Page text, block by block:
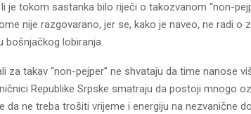
je tokom sastanka bilo riječi o takozvanom “non-
nije razgovarano, jer se, kako je naveo, ne radi o
bošnjačkog lobiranja.
za takav “non-pejper” ne shvataju da time nanose
Republike Srpske smatraju da postoji mnogo
da ne treba trošiti vrijeme i energiju na nezvanične